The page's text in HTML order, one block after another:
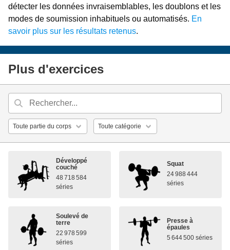
détecter les données invraisemblables, les doublons et les
modes de soumission inhabituels ou automatisés. En
savoir plus sur les résultats retenus.
Plus d'exercices
Développé
couché
48 718 584
séries
Squat
24 988 444
séries
Soulevé de
terre
22 978 599
séries
Presse à
épaules
5 644 500 séries